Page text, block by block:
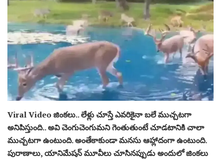
Viral Video జింకలు.. లేళ్లు చూస్తే ఎవరికైనా బలే ముచ్చటగా
అనిపిస్తుంది.. అవి చెంగుచెంగుమని గెంతుతుంటే చూడటానికి చాలా
ముచ్చటగా ఉంటుంది. అంతేకాకుండా మనసు ఆహ్లాదంగా ఉంటుంది.
పురాణాలు, యానిమేషన్ మూవీలు చూసినప్పుడు అందులో జింకలు